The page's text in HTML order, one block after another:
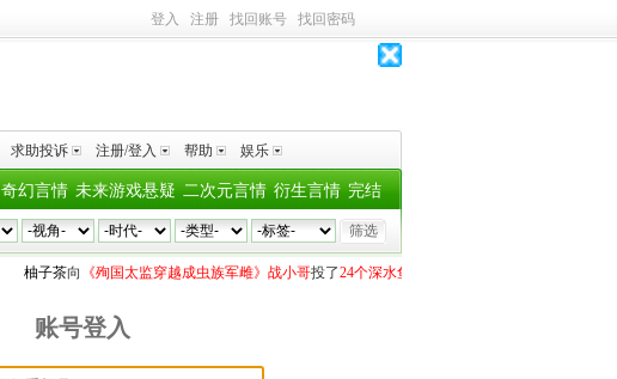
登入 注册 找回账号 找回密码
求助投诉 注册/登入 帮助 娱乐
完结
衍生言情
二次元言情
未来游戏悬疑
奇幻言情
柚子茶向《殉国太监穿越成虫族军雌》战小哥投了24个深水鱼雷
账号登入